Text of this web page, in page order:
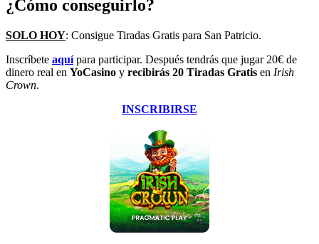
¿Cómo conseguirlo?
SOLO HOY: Consigue Tiradas Gratis para San Patricio.
Inscríbete aquípara participar. Después tendrás que jugar 20€ de
dinero real en YoCasino y recibirás 20 Tiradas Gratis en Irish
Crown.
INSCRIBIRSE